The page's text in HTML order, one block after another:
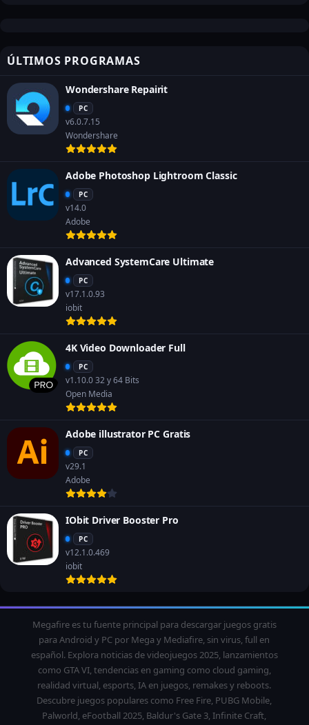
ÚLTIMOS PROGRAMAS
Wondershare Repairit
PC
v6.0.7.15
Wondershare
Adobe Photoshop Lightroom Classic
PC
v14.0
Adobe
Advanced SystemCare Ultimate
PC
v17.1.0.93
iobit
4K Video Downloader Full
PC
v1.10.0 32 y 64 Bits
Open Media
Adobe illustrator PC Gratis
PC
v29.1
Adobe
IObit Driver Booster Pro
PC
v12.1.0.469
iobit
Megafire es tu fuente principal para descargar juegos gratis
para Android y PC por Mega y Mediafire, sin virus, full en
español. Explora noticias de videojuegos 2025, lanzamientos
como GTA VI, tendencias en gaming como cloud gaming,
realidad virtual, esports, IA en juegos, remakes y reboots.
Descubre juegos populares como Free Fire, PUBG Mobile,
Palworld, eFootball 2025, Baldur's Gate 3, Infinite Craft,